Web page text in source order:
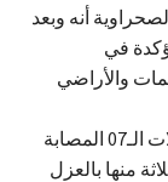
أنه وبعد
المؤكدة في
والأراضي
كما أضاف الدكتور محمد سالم الشيخ، أن الحالات الـ07 المصابة
منها بالعزل